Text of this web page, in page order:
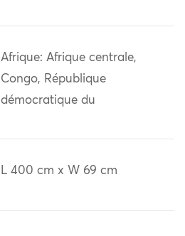
Afrique: Afrique centrale,
Congo, République
démocratique du
L 400 cm x W 69 cm